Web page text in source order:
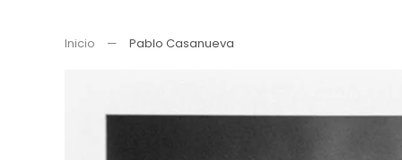
Inicio Pablo Casanueva